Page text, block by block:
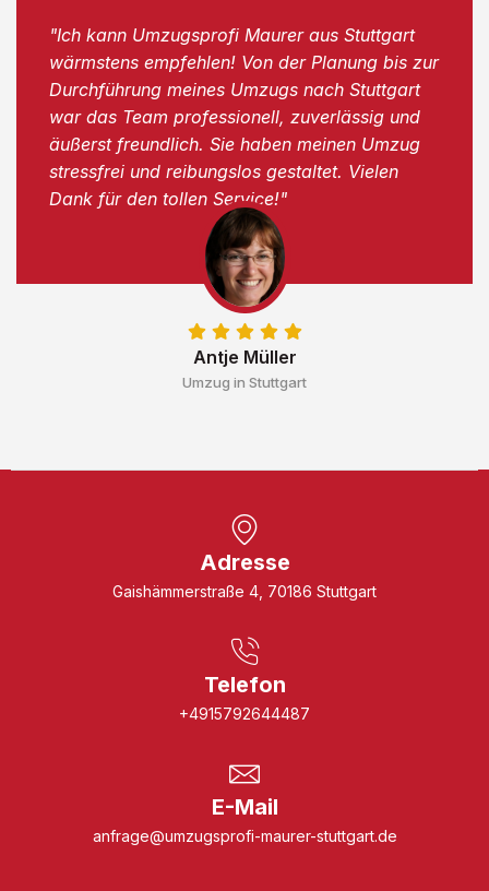
Antje Müller
Umzug in Stuttgart
"Ich kann Umzugsprofi Maurer aus Stuttgart
wärmstens empfehlen! Von der Planung bis zur
Durchführung meines Umzugs nach Stuttgart
war das Team professionell, zuverlässig und
äußerst freundlich. Sie haben meinen Umzug
stressfrei und reibungslos gestaltet. Vielen
Dank für den tollen Service!"
Adresse
Gaishämmerstraße 4, 70186 Stuttgart
Telefon
+4915792644487
E-Mail
anfrage@umzugsprofi-maurer-stuttgart.de